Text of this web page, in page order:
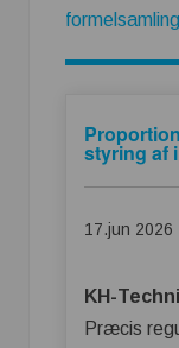
styring af
17.jun 2026
KH-
Præcis